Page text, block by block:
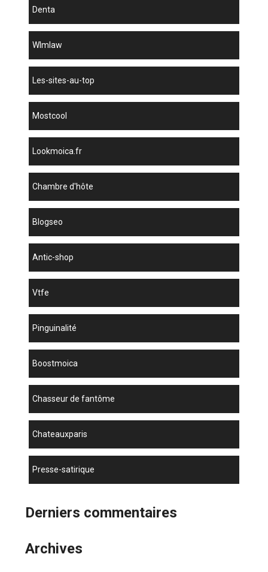
denta
wlmlaw
les-sites-au-top
mostcool
lookmoica.fr
chambre d'hôte
blogseo
antic-shop
vtfe
Pinguinalité
boostmoica
chasseur de fantôme
chateauxparis
presse-satirique
Derniers commentaires
Archives